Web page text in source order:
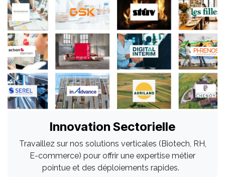
Innovation Sectorielle
Travaillez sur nos solutions verticales (Biotech, RH,
E-commerce) pour offrir une expertise métier
pointue et des déploiements rapides.